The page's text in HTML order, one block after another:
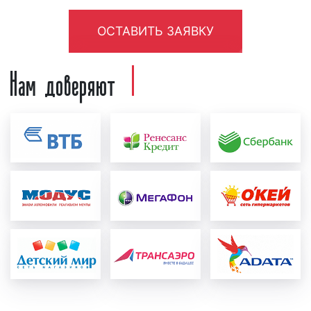
период выхода рекламных роликов в эфире
радиостанции. Поэтому, если вы хотите, чтобы
реклама дала отдачу, а денежные средства,
вложенные в рекламу на радио, оправдались,
размещайте рекламу в течение месяца и более.
Как разместить рекламу на радио
«Энерджи»
в Мценске
разместить рекламу на «Энерджи» в Мценске?
Процесс размещения рекламы на радио «Энерджи»
можно разделить на несколько этапов:
создание и проверка рекламного ролика:
перед тем, как запустить рекламу на радио,
ОСТАВИТЬ ЗАЯВКУ
Нам доверяют